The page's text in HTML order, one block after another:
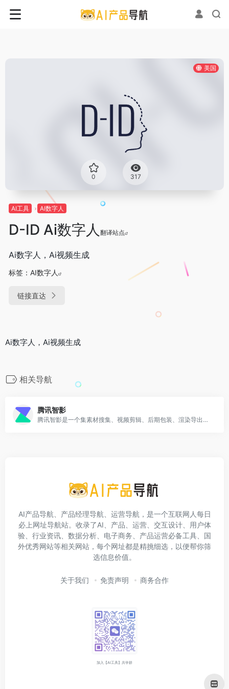
美国
0 317
AI工具 AI数字人
D-ID Ai数字人 翻译站点
Ai数字人，Ai视频生成
标签： AI数字人
链接直达
Ai数字人，Ai视频生成
相关导航
腾讯智影
腾讯智影是一个集素材搜集、视频剪辑、后期包装、渲染导出和发布于一体的在线剪辑平台，能够为用户提供从端到端的一站式视频剪辑及制作服务。
AI产品导航、产品经理导航、运营导航，是一个互联网人每日
必上网址导航站。收录了AI、产品、运营、交互设计、用户体
验、行业资讯、数据分析、电子商务、产品运营必备工具、国
外优秀网站等相关网站，每个网址都是精挑细选，以便帮你筛
选信息价值。
关于我们 免责声明 商务合作
加入【AI工具】共学群